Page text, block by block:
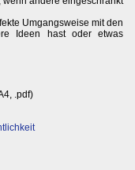
Umgangsweise mit den
Ideen hast oder etwas
.pdf)